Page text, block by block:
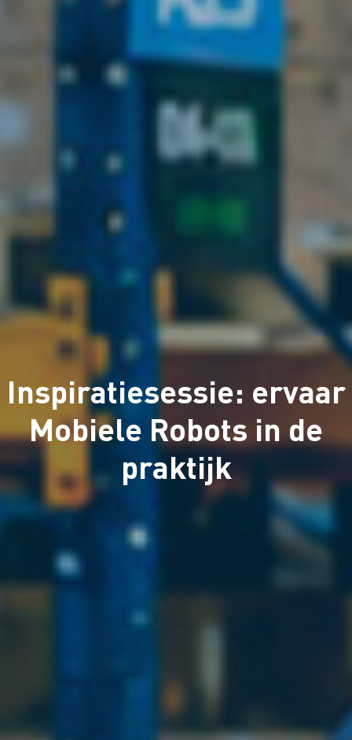
Inspiratiesessie: ervaar
Mobiele Robots in de
praktijk